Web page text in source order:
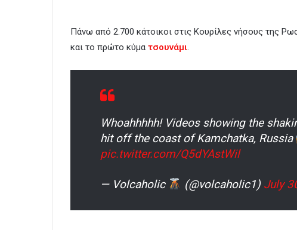
Πάνω από 2.700 κάτοικοι στις Κουρίλες νήσους της
και το πρώτο κύμα τσουνάμι.
Whoahhhhh! Videos showing the
hit off the coast of Kamchatka, Russia
pic.twitter.com/Q5dYAstWil
— Volcaholic (@volcaholic1) July